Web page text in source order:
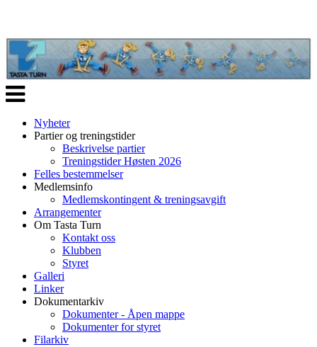
Veksle
navigasjon
Nyheter
Partier og treningstider
Beskrivelse partier
Treningstider Høsten 2026
Felles bestemmelser
Medlemsinfo
Medlemskontingent & treningsavgift
Arrangementer
Om Tasta Turn
Kontakt oss
Klubben
Styret
Galleri
Linker
Dokumentarkiv
Dokumenter - Åpen mappe
Dokumenter for styret
Filarkiv